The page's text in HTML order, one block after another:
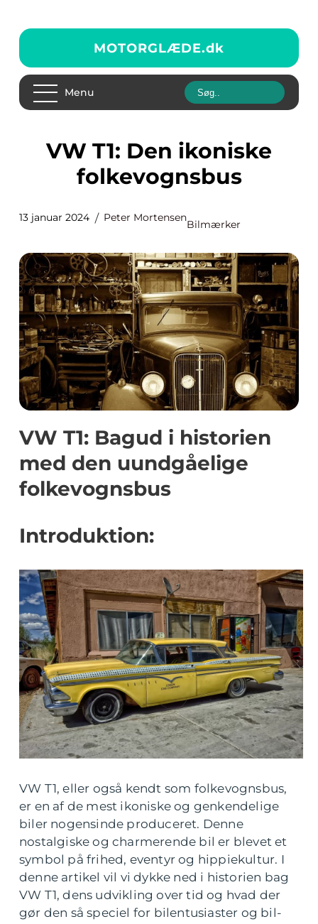
MOTORGLÆDE.dk
Menu
VW T1: Den ikoniske
folkevognsbus
13 januar 2024 Peter Mortensen
Bilmærker
VW T1: Bagud i historien
med den uundgåelige
folkevognsbus
Introduktion:
VW T1, eller også kendt som folkevognsbus,
er en af de mest ikoniske og genkendelige
biler nogensinde produceret. Denne
nostalgiske og charmerende bil er blevet et
symbol på frihed, eventyr og hippiekultur. I
denne artikel vil vi dykke ned i historien bag
VW T1, dens udvikling over tid og hvad der
gør den så speciel for bilentusiaster og bil-